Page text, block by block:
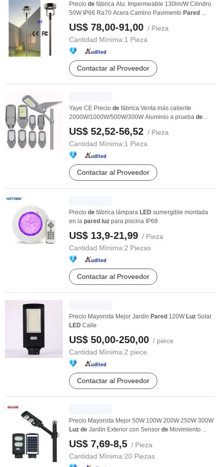
Precio de fábrica Alu. Impermeable 130lm/W Cilindro
50W IP66 Ra70 Acera Camino Pavimento Pared ...
US$ 78,00-91,00 / Pieza
Cantidad Mínima:1 Pieza
Contactar al Proveedor
Yaye CE Precio de fábrica Venta más caliente
2000W/1000W/500W/300W Aluminio a prueba de
agua IP66 ...
US$ 52,52-56,52 / Pieza
Cantidad Mínima:1 Pieza
Contactar al Proveedor
Precio de fábrica lámpara LED sumergible montada
en la pared luz para piscina IP68
US$ 13,9-21,99 / Pieza
Cantidad Mínima:2 Piezas
Contactar al Proveedor
Precio Mayorista Mejor Jardín Pared 120W Luz Solar
LED Calle
US$ 50,00-250,00 / piece
Cantidad Mínima:2 piece
Contactar al Proveedor
Precio Mayorista Mejor 50W 100W 200W 250W 300W
Luz de Jardín Exterior con Sensor de Movimiento ...
US$ 7,69-8,5 / Pieza
Cantidad Mínima:20 Piezas